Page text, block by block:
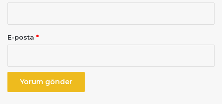
E-posta *